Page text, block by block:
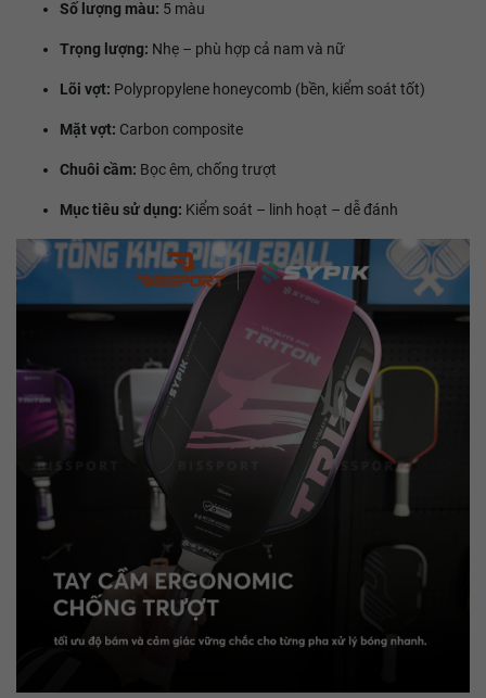
Số lượng màu: 5 màu
Trọng lượng: Nhẹ – phù hợp cả nam và nữ
Lõi vợt: Polypropylene honeycomb (bền, kiểm soát tốt)
Mặt vợt: Carbon composite
Chuôi cầm: Bọc êm, chống trượt
Mục tiêu sử dụng: Kiểm soát – linh hoạt – dễ đánh